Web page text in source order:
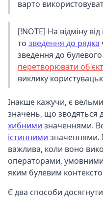
варто
[!NOTE] На відміну
то зведення до рядка
зведення до
перетворювати
виклику
Інакше кажучи, є вельми
значень, що зводяться
хибними значеннями.
істинними значеннями.
важлива, коли воно
операторами, умовними
яким булевим
Є два способи